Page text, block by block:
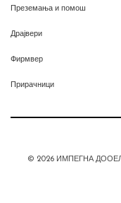
Преземања и помош
Драјвери
Фирмвер
Прирачници
© 2026 ИМПЕГНА